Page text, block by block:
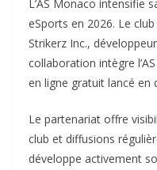
L’AS Monaco intensifie
eSports en 2026. Le
Strikerz Inc.,
collaboration intègre
en ligne gratuit lancé en
Le partenariat offre
club et diffusions
développe activement